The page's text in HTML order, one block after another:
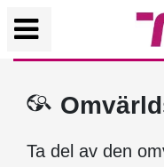
Ta del av den